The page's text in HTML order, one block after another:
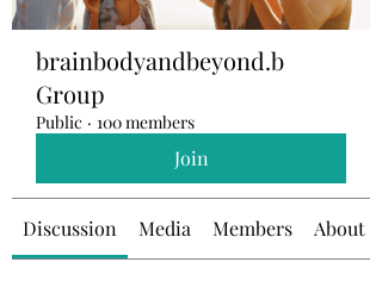
brainbodyandbeyond.b
Group
Public · 100 members
Join
Discussion Media Members About